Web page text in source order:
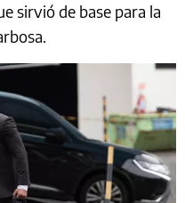
sirvió de base para la